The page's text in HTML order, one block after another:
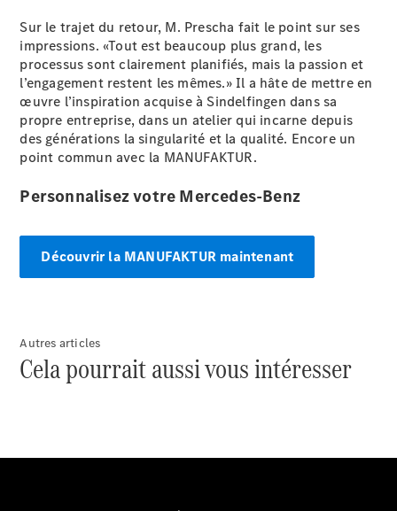
All-Terrain
Classe E
Break
Classe E All-
Terrain
Configurateur
Mercedes-
Benz Store
Réserver
Compacte
Classe A
Sur le trajet du retour, M. Prescha fait le point sur ses
impressions. «Tout est beaucoup plus grand, les
processus sont clairement planifiés, mais la passion et
l’engagement restent les mêmes.» Il a hâte de mettre en
œuvre l’inspiration acquise à Sindelfingen dans sa
propre entreprise, dans un atelier qui incarne depuis
des générations la singularité et la qualité. Encore un
point commun avec la MANUFAKTUR.
Personnalisez votre Mercedes-Benz
Découvrir la MANUFAKTUR maintenant
Autres articles
Cela pourrait aussi vous intéresser